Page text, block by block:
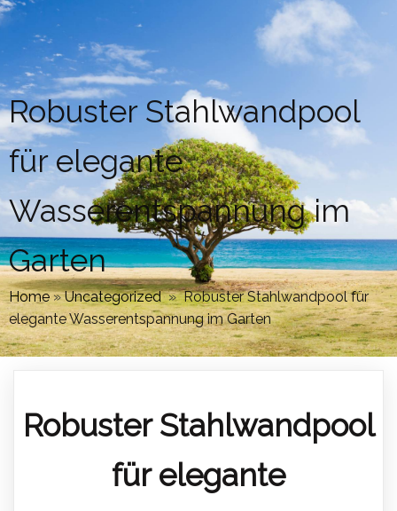
Robuster Stahlwandpool
für elegante
Wasserentspannung im
Garten
Home»Uncategorized » Robuster Stahlwandpool für
elegante Wasserentspannung im Garten
Robuster Stahlwandpool
für elegante